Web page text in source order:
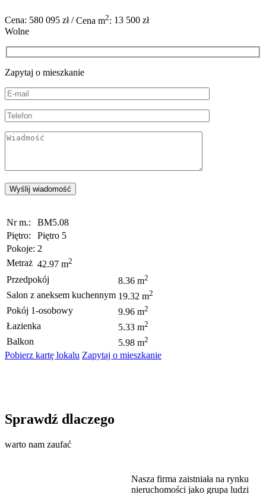
Cena: 580 095 zł/Cena m2: 13 500 zł
Wolne
Zapytaj o mieszkanie
Nr m.:
BM5.08
Piętro:
Piętro 5
Pokoje: 2
Metraż 42.97 m2
Przedpokój 8.36 m2
Salon z aneksem kuchennym 19.32 m2
Pokój 1-osobowy 9.96 m2
Łazienka 5.33 m2
Balkon 5.98 m2
Pobierz kartę lokalu Zapytaj o mieszkanie
Sprawdź dlaczego
warto nam zaufać
Nasza firma zaistniała na rynku
nieruchomości jako grupa ludzi